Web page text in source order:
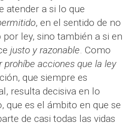
atender a si lo que
, en el sentido de no
ley, sino también a si en
justo y razonable. Como
prohíbe acciones que la ley
que siempre es
resulta decisiva en lo
que es el ámbito en que se
de casi todas las vidas